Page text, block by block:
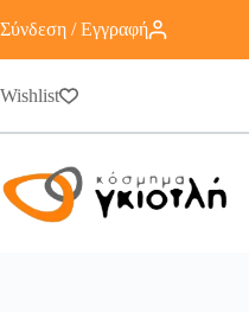
Σύνδεση / Εγγραφή
Wishlist